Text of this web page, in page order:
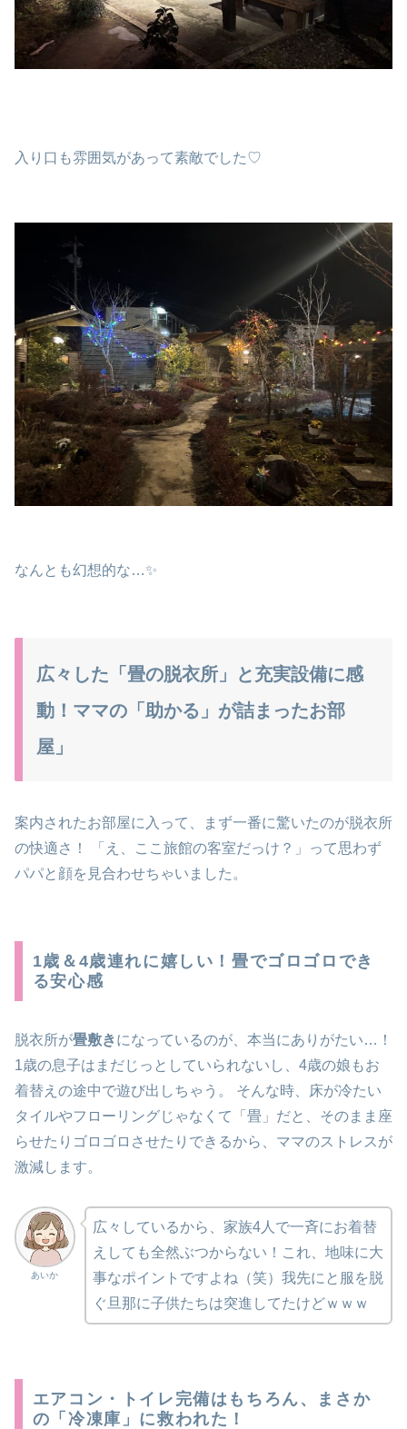
入り口も雰囲気があって素敵でした♡
なんとも幻想的な…✨
広々した「畳の脱衣所」と充実設備に感
動！ママの「助かる」が詰まったお部
屋」
案内されたお部屋に入って、まず一番に驚いたのが脱衣所
の快適さ！ 「え、ここ旅館の客室だっけ？」って思わず
パパと顔を見合わせちゃいました。
1歳＆4歳連れに嬉しい！畳でゴロゴロでき
る安心感
脱衣所が畳敷きになっているのが、本当にありがたい…！
1歳の息子はまだじっとしていられないし、4歳の娘もお
着替えの途中で遊び出しちゃう。 そんな時、床が冷たい
タイルやフローリングじゃなくて「畳」だと、そのまま座
らせたりゴロゴロさせたりできるから、ママのストレスが
激減します。
あいか
広々しているから、家族4人で一斉にお着替
えしても全然ぶつからない！これ、地味に大
事なポイントですよね（笑）我先にと服を脱
ぐ旦那に子供たちは突進してたけどｗｗｗ
エアコン・トイレ完備はもちろん、まさか
の「冷凍庫」に救われた！